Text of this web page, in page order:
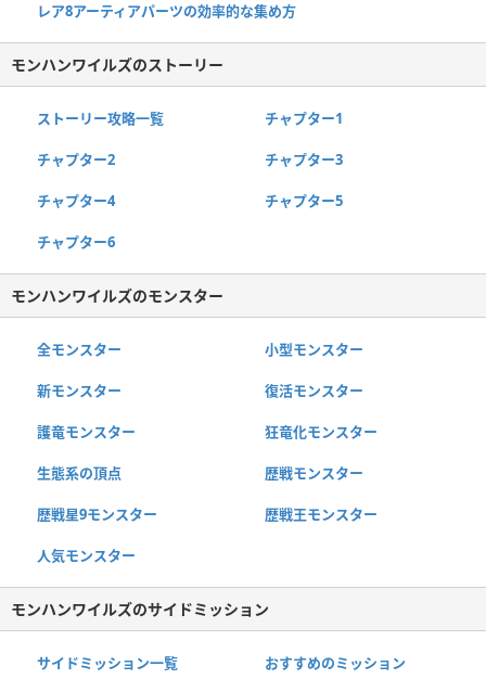
レア8アーティアパーツの効率的な集め方
モンハンワイルズのストーリー
ストーリー攻略一覧 チャプター1
チャプター2 チャプター3
チャプター4 チャプター5
チャプター6
モンハンワイルズのモンスター
全モンスター 小型モンスター
新モンスター 復活モンスター
護竜モンスター 狂竜化モンスター
生態系の頂点 歴戦モンスター
歴戦星9モンスター 歴戦王モンスター
人気モンスター
モンハンワイルズのサイドミッション
サイドミッション一覧 おすすめのミッション